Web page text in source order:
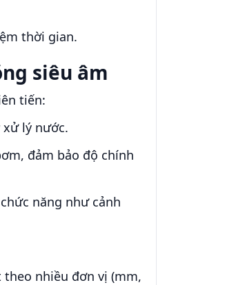
thời gian.
siêu âm
tiến:
lý nước.
đảm bảo độ chính
năng như cảnh
nhiều đơn vị (mm,